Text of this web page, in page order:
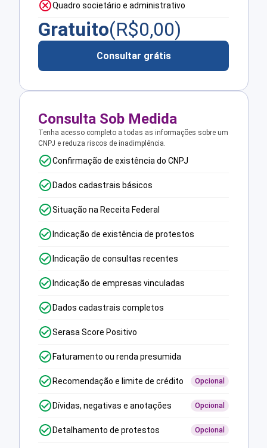
Quadro societário e administrativo
Gratuito(R$0,00)
Consultar grátis
Consulta Sob Medida
Tenha acesso completo a todas as informações sobre um
CNPJ e reduza riscos de inadimplência.
Confirmação de existência do CNPJ
Dados cadastrais básicos
Situação na Receita Federal
Indicação de existência de protestos
Indicação de consultas recentes
Indicação de empresas vinculadas
Dados cadastrais completos
Serasa Score Positivo
Faturamento ou renda presumida
Recomendação e limite de crédito Opcional
Dívidas, negativas e anotações Opcional
Detalhamento de protestos Opcional